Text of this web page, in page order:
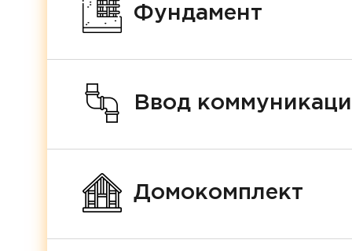
Фундамент
Ввод
Домокомплект